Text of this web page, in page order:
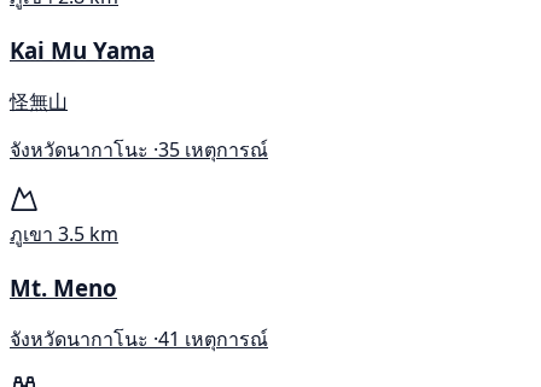
Kai Mu Yama
怪無山
จังหวัดนากาโนะ ·35 เหตุการณ์
ภูเขา 3.5 km
Mt. Meno
จังหวัดนากาโนะ ·41 เหตุการณ์